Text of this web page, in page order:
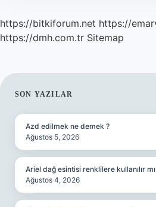
https://bitkiforum.net https://
https://dmh.com.tr Sitemap
SIDEBAR
SON YAZILAR
Azd edilmek ne demek ?
Ağustos 5, 2026
Ariel dağ esintisi renklilere kullanılır
Ağustos 4, 2026